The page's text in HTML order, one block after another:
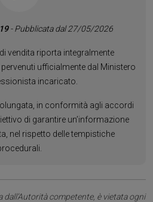
- Pubblicata dal 27/05/2026
vendita riporta integralmente
ufficialmente dal Ministero
incaricato.
in conformità agli accordi
di garantire un’informazione
nel rispetto delle tempistiche
competente, è vietata ogni